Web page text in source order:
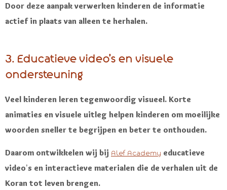
Door deze aanpak verwerken kinderen de informatie
actief in plaats van alleen te herhalen.
3. Educatieve video’s en visuele
ondersteuning
Veel kinderen leren tegenwoordig visueel. Korte
animaties en visuele uitleg helpen kinderen om moeilijke
woorden sneller te begrijpen en beter te onthouden.
Daarom ontwikkelen wij bij Alef Academy educatieve
video’s en interactieve materialen die de verhalen uit de
Koran tot leven brengen.